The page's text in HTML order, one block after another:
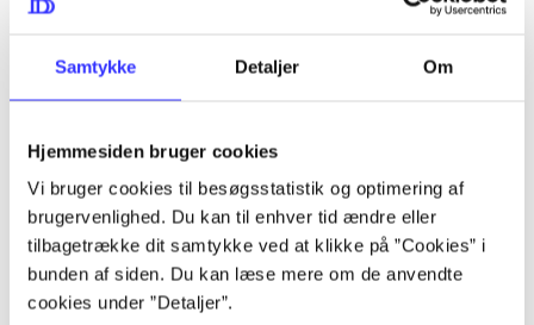
Samtykke Detaljer Om
Hjemmesiden bruger cookies
Vi bruger cookies til besøgsstatistik og optimering af
brugervenlighed. Du kan til enhver tid ændre eller
tilbagetrække dit samtykke ved at klikke på ”Cookies” i
bunden af siden. Du kan læse mere om de anvendte
cookies under ”Detaljer”.
lorem ipsum dolor sit amet ...
lorem ipsum dolor sit amet ...
lorem ipsum dolor sit amet ...
lorem ipsum dolor sit amet ...
lorem ipsum dolor sit amet ...
lorem ipsum dolor sit amet ...